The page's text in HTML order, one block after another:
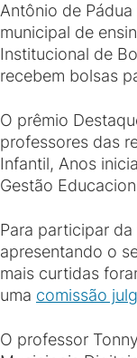
Antônio de
municipal de
Institucional de
recebem bolsas
O prêmio
professores das
Infantil, Anos
Gestão
Para participar
apresentando o
mais curtidas
uma comissão
O professor